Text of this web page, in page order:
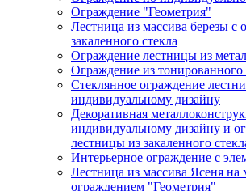
Ограждение "Геометрия"
Лестница из массива березы с
закаленного стекла
Ограждение лестницы из
Ограждение из тонированного
Стеклянное ограждение
индивидуальному дизайну
Декоративная
индивидуальному дизайну и
лестницы из закаленного
Интерьерное ограждение с
Лестница из массива Ясеня на
ограждением "Геометрия"